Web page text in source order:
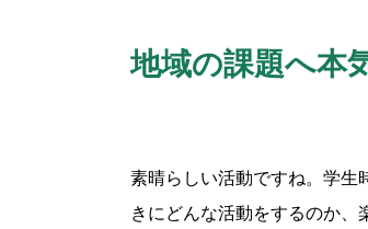
地域の課題へ本
素晴らしい活動ですね。学生
きにどんな活動をするのか、